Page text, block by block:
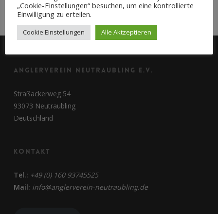
Anglerverein Neutraubling e.V.
Straßackerweg 54
93073 Neutraubling
Deutschland
Kontakt
Tel.: +49 (0) 160 93745525
Mail: info@anglerverein-neutraubling.de
„Cookie-Einstellungen“ besuchen, um eine kontrollierte
Einwilligung zu erteilen.
Cookie Einstellungen Alle Aktzeptieren